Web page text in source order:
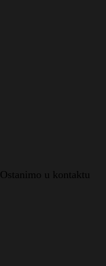
Ostanimo u kontaktu